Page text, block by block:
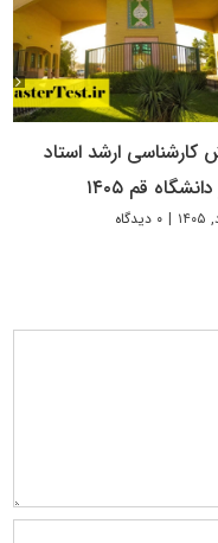
کارشناسی ارشد استاد
قم ۱۴۰۵
| ۰ دیدگاه